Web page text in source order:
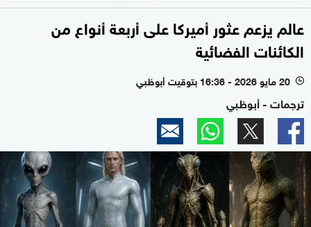
عالم يزعم عثور أميركا على أربعة أنواع من
الكائنات الفضائية
l 20 مايو 2026 - 16:36 بتوقيت أبوظبي
ترجمات - أبوظبي